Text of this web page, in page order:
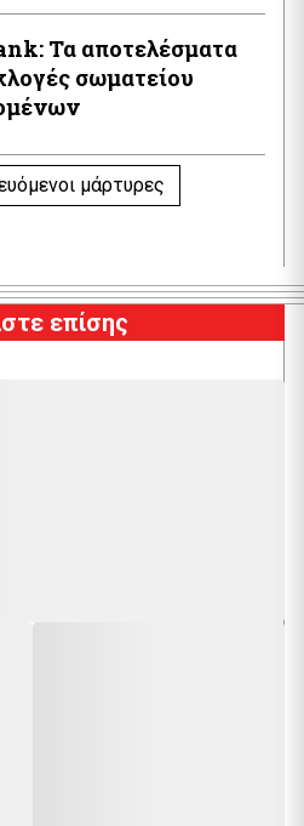
Τα αποτελέσματα
σωματείου
μάρτυρες
επίσης